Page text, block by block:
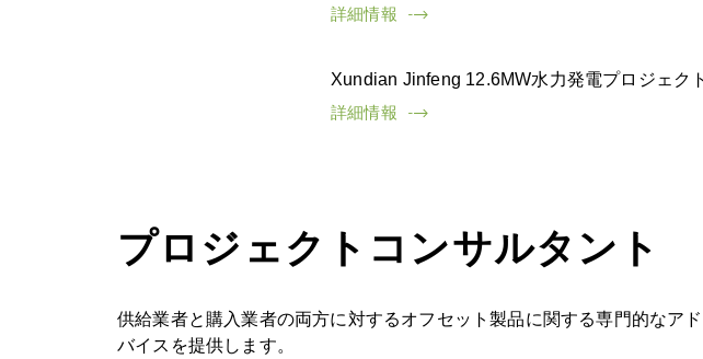

詳細情報
Xundian Jinfeng 12.6MW水力発電プロジェク

詳細情報
プロジェクトコンサルタント
供給業者と購入業者の両方に対するオフセット製品に関する専門的なアド
バイスを提供します。